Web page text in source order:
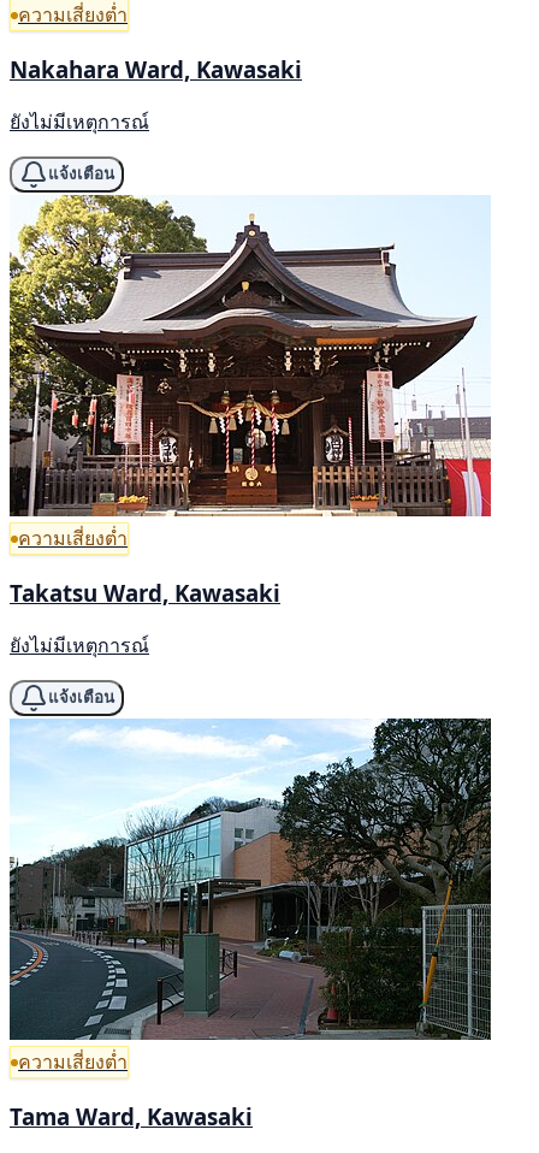
ความเสี่ยงต่ำ
Nakahara Ward, Kawasaki
ยังไม่มีเหตุการณ์
แจ้งเตือน
ความเสี่ยงต่ำ
Takatsu Ward, Kawasaki
ยังไม่มีเหตุการณ์
แจ้งเตือน
ความเสี่ยงต่ำ
Tama Ward, Kawasaki